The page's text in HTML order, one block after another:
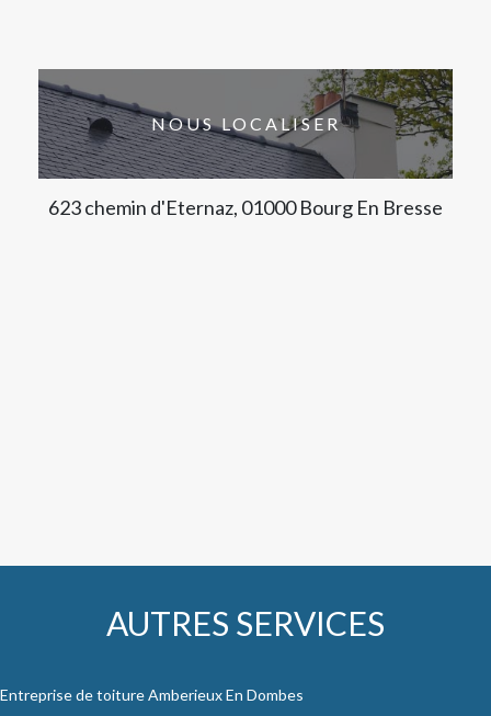
NOUS LOCALISER
623 chemin d'Eternaz, 01000 Bourg En Bresse
AUTRES SERVICES
Entreprise de toiture Amberieux En Dombes